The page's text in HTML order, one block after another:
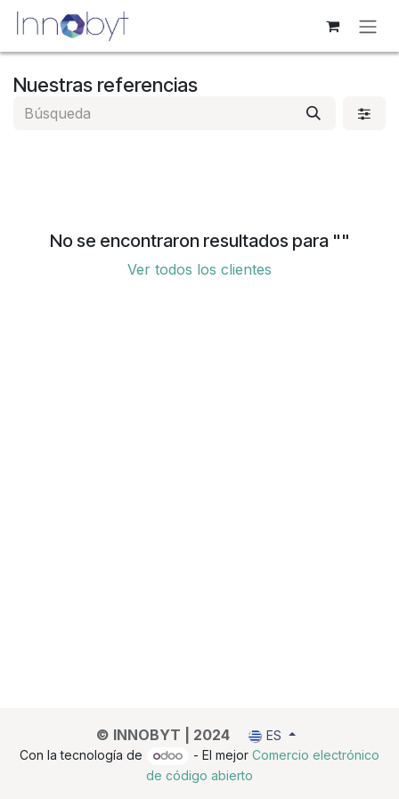
Ir al contenido
Nuestras referencias
No se encontraron resultados para ""
Ver todos los clientes
© INNOBYT | 2024
ES
Con la tecnología de
- El mejor Comercio electrónico
de código abierto